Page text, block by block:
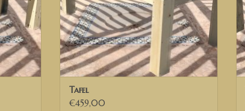
DEUTSCH
Maatwerk Steigerhout macht einen Steigerhout Tisch für Sie.
Bei beengten Platzverhältnissen ein schmaler Tisch.
Möchten Sie eine andere Größe (schmaler, breiter, höher
uns für ein Angebot.
Tafel
€459,00